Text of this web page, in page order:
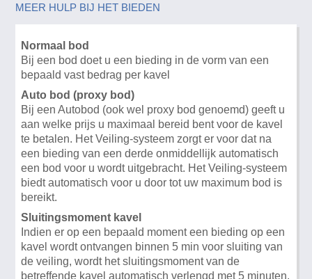
MEER HULP BIJ HET BIEDEN
Normaal bod
Bij een bod doet u een bieding in de vorm van een
bepaald vast bedrag per kavel
Auto bod (proxy bod)
Bij een Autobod (ook wel proxy bod genoemd) geeft u
aan welke prijs u maximaal bereid bent voor de kavel
te betalen. Het Veiling-systeem zorgt er voor dat na
een bieding van een derde onmiddellijk automatisch
een bod voor u wordt uitgebracht. Het Veiling-systeem
biedt automatisch voor u door tot uw maximum bod is
bereikt.
Sluitingsmoment kavel
Indien er op een bepaald moment een bieding op een
kavel wordt ontvangen binnen 5 min voor sluiting van
de veiling, wordt het sluitingsmoment van de
betreffende kavel automatisch verlengd met 5 minuten.